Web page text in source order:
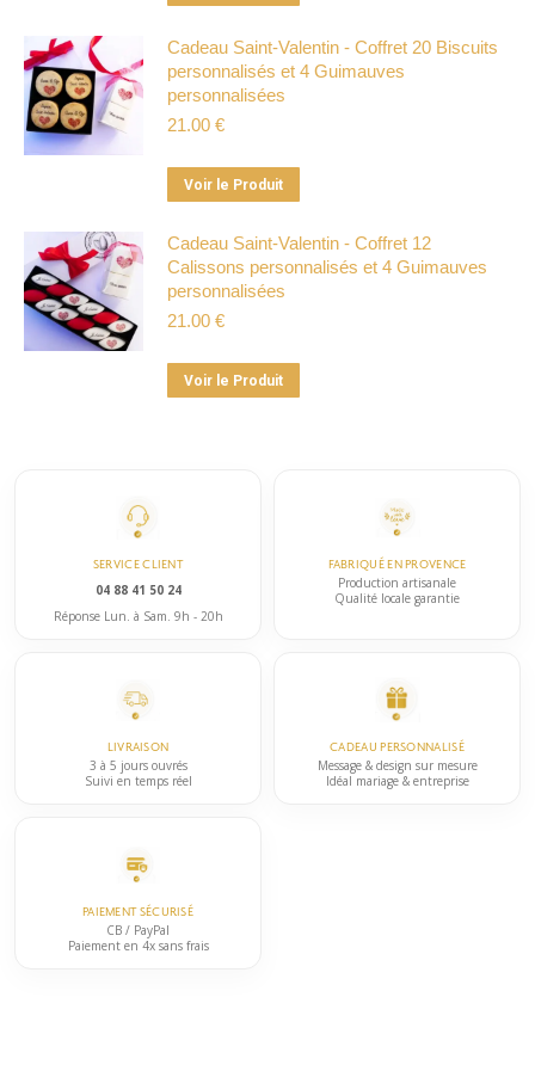
produit
a
plusieurs
options
choisies
du
produit
Cadeau Saint-Valentin - Coffret 20 Biscuits
personnalisés et 4 Guimauves
personnalisées
21.00 €
Voir le Produit
produit
a
plusieurs
options
produit
Cadeau Saint-Valentin - Coffret 12
Calissons personnalisés et 4 Guimauves
personnalisées
21.00 €
Voir le Produit
produit
options
peuvent
du
produit
SERVICE CLIENT
04 88 41 50 24
Réponse Lun. à Sam. 9h - 20h
FABRIQUÉ EN PROVENCE
Production artisanale
Qualité locale garantie
LIVRAISON
3 à 5 jours ouvrés
Suivi en temps réel
CADEAU PERSONNALISÉ
Message & design sur mesure
Idéal mariage & entreprise
PAIEMENT SÉCURISÉ
CB / PayPal
Paiement en 4x sans frais